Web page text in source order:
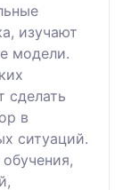
изучают
модели.
сделать
в
ситуаций.